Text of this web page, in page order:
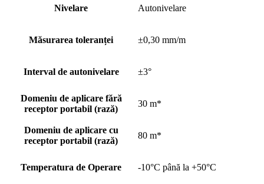
Nivelare Autonivelare
Măsurarea toleranței ±0,30 mm/m
Interval de autonivelare ±3°
Domeniu de aplicare fără
receptor portabil (rază)
30 m*
Domeniu de aplicare cu
receptor portabil (rază)
80 m*
Temperatura de Operare -10°C până la +50°C